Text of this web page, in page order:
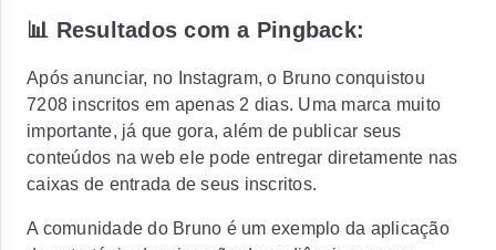
📊 Resultados com a Pingback:
Após anunciar, no Instagram, o Bruno conquistou
7208 inscritos em apenas 2 dias. Uma marca muito
importante, já que gora, além de publicar seus
conteúdos na web ele pode entregar diretamente nas
caixas de entrada de seus inscritos.
A comunidade do Bruno é um exemplo da aplicação